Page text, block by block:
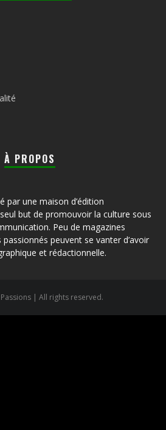
À PROPOS
par une maison d’édition
but de promouvoir la culture sous
Peu de magazines
passionnés peuvent se vanter d’avoir
et rédactionnelle.
| All rights reserved.